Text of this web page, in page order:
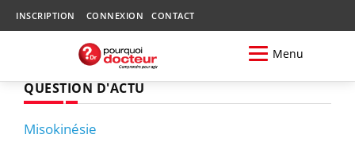
INSCRIPTION CONNEXION CONTACT
Menu
QUESTION D'ACTU
Misokinésie